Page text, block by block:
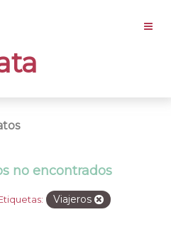
no encontrados
Viajeros